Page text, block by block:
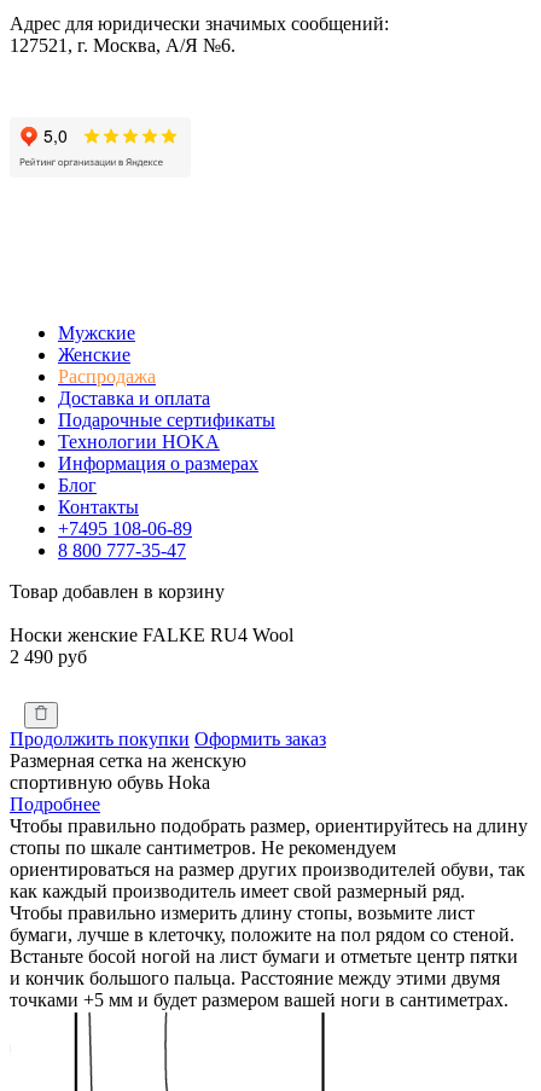
Адрес для юридически значимых сообщений:
127521, г. Москва, А/Я №6.
Мужские
Женские
Распродажа
Доставка и оплата
Подарочные сертификаты
Технологии HOKA
Информация о размерах
Блог
Контакты
+7495 108-06-89
8 800 777-35-47
Товар добавлен в корзину
Носки женские FALKE RU4 Wool
2 490 руб
Продолжить покупки Оформить заказ
Размерная сетка на женскую
спортивную обувь Hoka
Подробнее
Чтобы правильно подобрать размер, ориентируйтесь на длину
стопы по шкале сантиметров. Не рекомендуем
ориентироваться на размер других производителей обуви, так
как каждый производитель имеет свой размерный ряд.
Чтобы правильно измерить длину стопы, возьмите лист
бумаги, лучше в клеточку, положите на пол рядом со стеной.
Встаньте босой ногой на лист бумаги и отметьте центр пятки
и кончик большого пальца. Расстояние между этими двумя
точками +5 мм и будет размером вашей ноги в сантиметрах.